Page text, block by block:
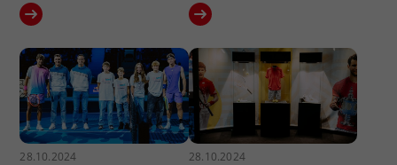
28.10.2024 28.10.2024